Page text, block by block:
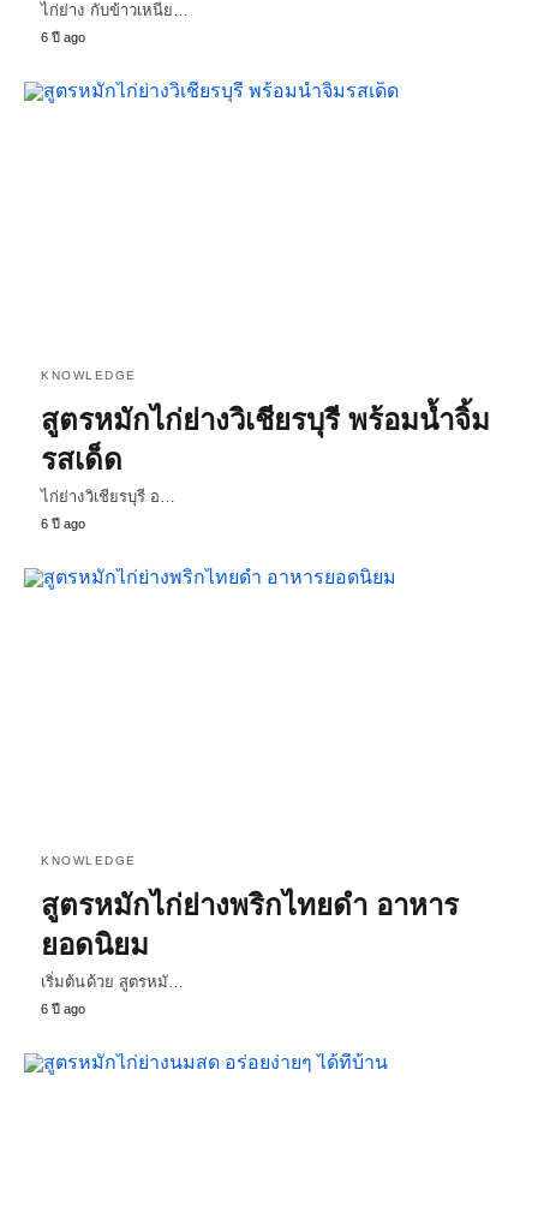
ไก่ย่าง กับข้าวเหนีย…
6 ปี ago
KNOWLEDGE
สูตรหมักไก่ย่างวิเชียรบุรี พร้อมน้ำจิ้ม
รสเด็ด
ไก่ย่างวิเชียรบุรี อ…
6 ปี ago
KNOWLEDGE
สูตรหมักไก่ย่างพริกไทยดำ อาหาร
ยอดนิยม
เริ่มต้นด้วย สูตรหมั…
6 ปี ago